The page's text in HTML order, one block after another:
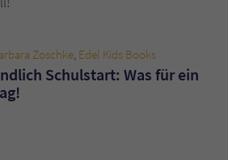
Zoschke Edel Kids Books
Schulstart: Was für ein